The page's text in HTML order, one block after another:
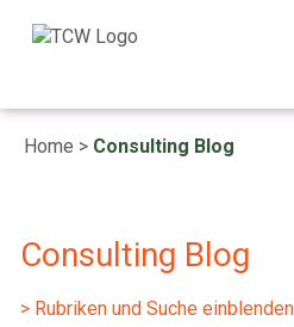
Home > Consulting Blog
Consulting Blog
> Rubriken und Suche einblenden
Auftragsabwicklung neu